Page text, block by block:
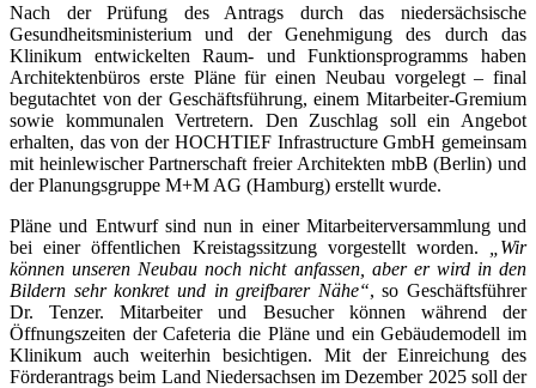
Nach der Prüfung des Antrags durch das niedersächsische
Gesundheitsministerium und der Genehmigung des durch das
Klinikum entwickelten Raum- und Funktionsprogramms haben
Architektenbüros erste Pläne für einen Neubau vorgelegt – final
begutachtet von der Geschäftsführung, einem Mitarbeiter-Gremium
sowie kommunalen Vertretern. Den Zuschlag soll ein Angebot
erhalten, das von der HOCHTIEF Infrastructure GmbH gemeinsam
mit heinlewischer Partnerschaft freier Architekten mbB (Berlin) und
der Planungsgruppe M+M AG (Hamburg) erstellt wurde.
Pläne und Entwurf sind nun in einer Mitarbeiterversammlung und
bei einer öffentlichen Kreistagssitzung vorgestellt worden.
„Wir
können unseren Neubau noch nicht anfassen, aber er wird in den
Bildern sehr konkret und in greifbarer Nähe“, so Geschäftsführer
Dr. Tenzer. Mitarbeiter und Besucher können während der
Öffnungszeiten der Cafeteria die Pläne und ein Gebäudemodell im
Klinikum auch weiterhin besichtigen. Mit der Einreichung des
Förderantrags beim Land Niedersachsen im Dezember 2025 soll der